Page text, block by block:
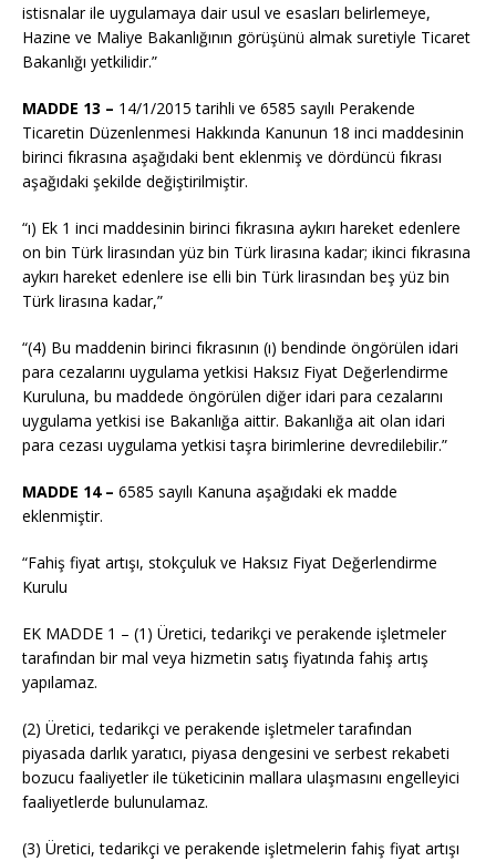
istisnalar ile uygulamaya dair usul ve esasları belirlemeye,
Hazine ve Maliye Bakanlığının görüşünü almak suretiyle Ticaret
Bakanlığı yetkilidir.”
MADDE 13 – 14/1/2015 tarihli ve 6585 sayılı Perakende
Ticaretin Düzenlenmesi Hakkında Kanunun 18 inci maddesinin
birinci fıkrasına aşağıdaki bent eklenmiş ve dördüncü fıkrası
aşağıdaki şekilde değiştirilmiştir.
“ı) Ek 1 inci maddesinin birinci fıkrasına aykırı hareket edenlere
on bin Türk lirasından yüz bin Türk lirasına kadar; ikinci fıkrasına
aykırı hareket edenlere ise elli bin Türk lirasından beş yüz bin
Türk lirasına kadar,”
“(4) Bu maddenin birinci fıkrasının (ı) bendinde öngörülen idari
para cezalarını uygulama yetkisi Haksız Fiyat Değerlendirme
Kuruluna, bu maddede öngörülen diğer idari para cezalarını
uygulama yetkisi ise Bakanlığa aittir. Bakanlığa ait olan idari
para cezası uygulama yetkisi taşra birimlerine devredilebilir.”
MADDE 14 – 6585 sayılı Kanuna aşağıdaki ek madde
eklenmiştir.
“Fahiş fiyat artışı, stokçuluk ve Haksız Fiyat Değerlendirme
Kurulu
EK MADDE 1 – (1) Üretici, tedarikçi ve perakende işletmeler
tarafından bir mal veya hizmetin satış fiyatında fahiş artış
yapılamaz.
(2) Üretici, tedarikçi ve perakende işletmeler tarafından
piyasada darlık yaratıcı, piyasa dengesini ve serbest rekabeti
bozucu faaliyetler ile tüketicinin mallara ulaşmasını engelleyici
faaliyetlerde bulunulamaz.
(3) Üretici, tedarikçi ve perakende işletmelerin fahiş fiyat artışı